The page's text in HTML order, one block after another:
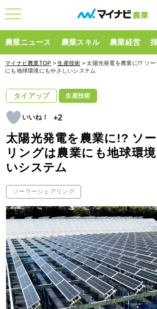
農業ニュース 農業スキル 農業経営
マイナビ農業TOP >生産技術 > 太陽光発電を農業に!? ソ
にも地球環境にもやさしいシステム
タイアップ 生産技術
+2
太陽光発電を農業に!? ソ
リングは農業にも地球環
いシステム
ソーラーシェアリング